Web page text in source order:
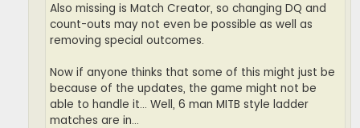
Also missing is Match Creator, so changing DQ and
count-outs may not even be possible as well as
removing special outcomes.
Now if anyone thinks that some of this might just be
because of the updates, the game might not be
able to handle it... Well, 6 man MITB style ladder
matches are in...